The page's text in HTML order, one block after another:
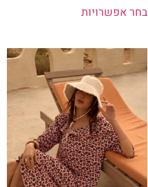
בחר אפשרויות